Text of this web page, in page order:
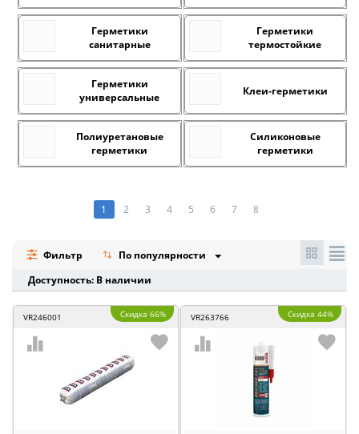
Герметики
санитарные
Герметики
термостойкие
Герметики
универсальные
Клеи-герметики
Полиуретановые
герметики
Силиконовые
герметики
1 2 3 4 5 6 7 8
Фильтр
По популярности
Доступность: В наличии
VR246001 Скидка 66% VR263766 Скидка 44%